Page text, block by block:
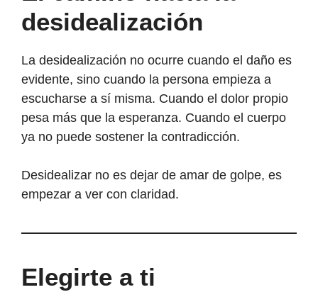
desidealización
La desidealización no ocurre cuando el daño es
evidente, sino cuando la persona empieza a
escucharse a sí misma. Cuando el dolor propio
pesa más que la esperanza. Cuando el cuerpo
ya no puede sostener la contradicción.
Desidealizar no es dejar de amar de golpe, es
empezar a ver con claridad.
Elegirte a ti